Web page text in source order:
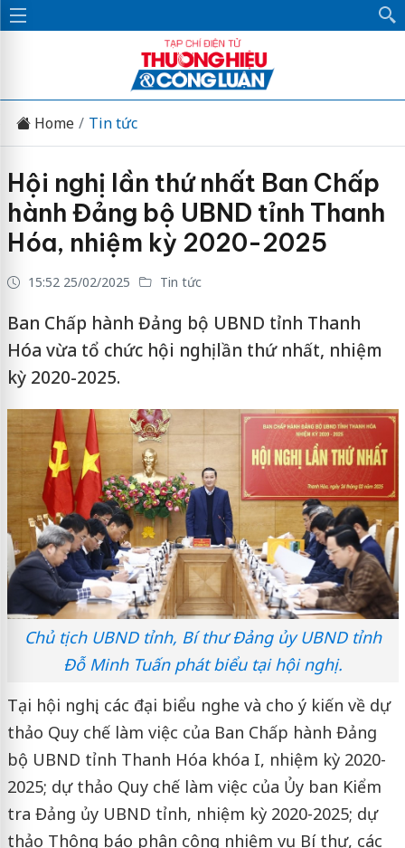
Home Tin tức
Hội nghị lần thứ nhất Ban Chấp
hành Đảng bộ UBND tỉnh Thanh
Hóa, nhiệm kỳ 2020-2025
15:52 25/02/2025 Tin tức
Ban Chấp hành Đảng bộ UBND tỉnh Thanh
Hóa vừa tổ chức hội nghị lần thứ nhất, nhiệm
kỳ 2020-2025.
Chủ tịch UBND tỉnh, Bí thư Đảng ủy UBND tỉnh
Đỗ Minh Tuấn phát biểu tại hội nghị.
Tại hội nghị, các đại biểu nghe và cho ý kiến về dự
thảo Quy chế làm việc của Ban Chấp hành Đảng
bộ UBND tỉnh Thanh Hóa khóa I, nhiệm kỳ 2020-
2025; dự thảo Quy chế làm việc của Ủy ban Kiểm
tra Đảng ủy UBND tỉnh, nhiệm kỳ 2020-2025; dự
thảo Thông báo phân công nhiệm vụ Bí thư, các